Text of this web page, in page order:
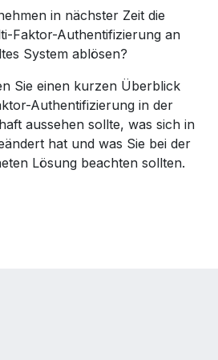
in nächster Zeit die
Faktor-Authentifizierung an
System ablösen?
Sie einen kurzen Überblick
Authentifizierung in der
aussehen sollte, was sich in
hat und was Sie bei der
Lösung beachten sollten.